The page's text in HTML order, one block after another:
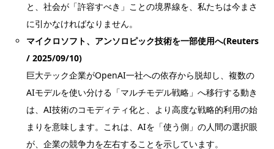
と、社会が「許容すべき」ことの境界線を、私たちは今まさ
に引かなければなりません。
マイクロソフト、アンソロピック技術を一部使用へ(Reuters
/ 2025/09/10)
巨大テック企業がOpenAI一社への依存から脱却し、複数の
AIモデルを使い分ける「マルチモデル戦略」へ移行する動き
は、AI技術のコモディティ化と、より高度な戦略的利用の始
まりを意味します。これは、AIを「使う側」の人間の選択眼
が、企業の競争力を左右することを示しています。